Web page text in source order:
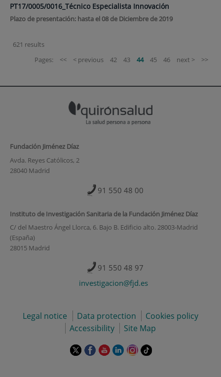
PT17/0005/0016_Técnico Especialista Innovación
Plazo de presentación: hasta el 08 de Diciembre de 2019
621 results
Pages:
<< < previous 42 43 44 45 46 next > >>
Fundación Jiménez Díaz
Avda. Reyes Católicos, 2
28040 Madrid
91 550 48 00
Instituto de Investigación Sanitaria de la Fundación Jiménez Díaz
C/ del Maestro Ángel Llorca, 6. Bajo B. Edificio alto. 28003-Madrid
(España)
28015 Madrid
91 550 48 97
investigacion@fjd.es
Legal notice Data protection
Cookies policy
Accessibility
Site Map
This This This This This Link